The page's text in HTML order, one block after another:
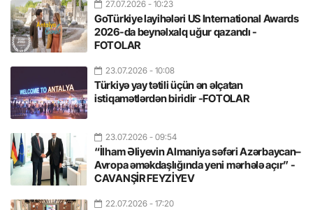
27.07.2026 - 10:23
GoTürkiye layihələri US International Awards
2026-da beynəlxalq uğur qazandı -
FOTOLAR
23.07.2026 - 10:08
Türkiyə yay tətili üçün ən əlçatan
istiqamətlərdən biridir -FOTOLAR
23.07.2026 - 09:54
“İlham Əliyevin Almaniya səfəri Azərbaycan–
Avropa əməkdaşlığında yeni mərhələ açır” -
CAVANŞİR FEYZİYEV
22.07.2026 - 17:20